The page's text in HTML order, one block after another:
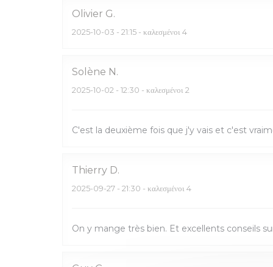
Olivier G
2025-10-03 - 21:15 - καλεσμένοι 4
Solène N
2025-10-02 - 12:30 - καλεσμένοι 2
C'est la deuxième fois que j'y vais et c'est
Thierry D
2025-09-27 - 21:30 - καλεσμένοι 4
On y mange très bien. Et excellents conseils